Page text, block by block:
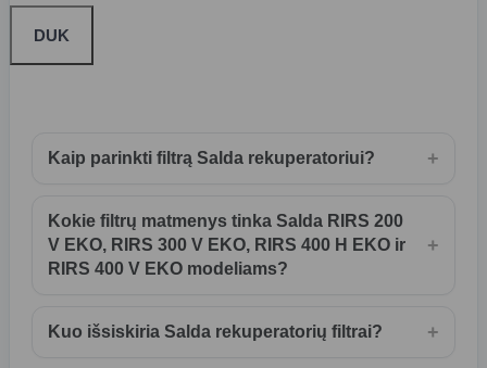
DUK
Kaip parinkti filtrą Salda rekuperatoriui? +
Kokie filtrų matmenys tinka Salda RIRS 200
V EKO, RIRS 300 V EKO, RIRS 400 H EKO ir
RIRS 400 V EKO modeliams?
+
Kuo išsiskiria Salda rekuperatorių filtrai? +